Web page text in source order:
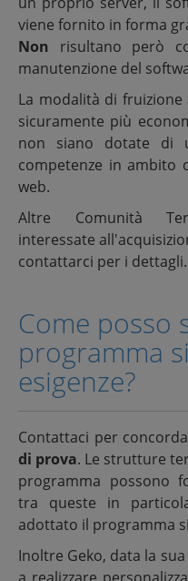
viene fornito in forma
Non risultano però
manutenzione del
La modalità di fruizione
sicuramente più
non siano dotate di
competenze in ambito
web.
Altre Comunità
interessate
contattarci per i dettagli.
Come posso
programma
esigenze?
Contattaci per
di prova. Le strutture
programma possono
tra queste in
adottato il programma
Inoltre Geko, data la